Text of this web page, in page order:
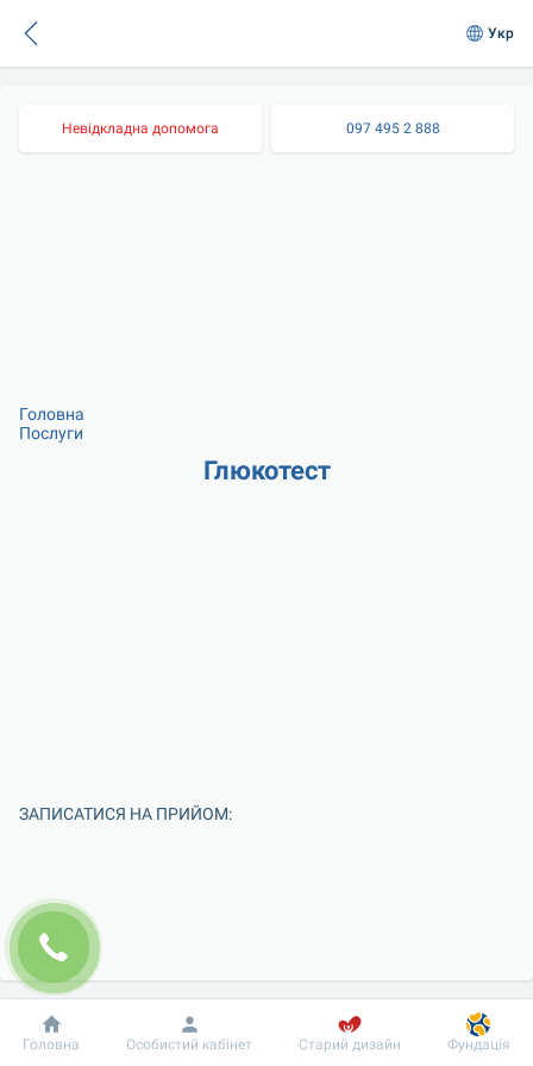
Укр
Невідкладна допомога 097 495 2 888
Головна
Послуги
Глюкотест
ЗАПИСАТИСЯ НА ПРИЙОМ:
Добробут Інформація Пацієнту
Головна Особистий кабінет Старий дизайн Фундація